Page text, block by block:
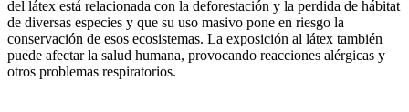
del látex está relacionada con la deforestación y la perdida de hábitat
de diversas especies y que su uso masivo pone en riesgo la
conservación de esos ecosistemas. La exposición al látex también
puede afectar la salud humana, provocando reacciones alérgicas y
otros problemas respiratorios.